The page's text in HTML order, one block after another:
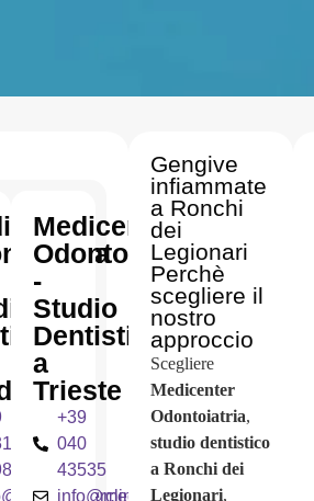
Medicenter
Odontoiatria
-
Studio
Dentistico
a
Trieste
+39
040
43535
info@medicentercliniche.it
Gengive
infiammate
a Ronchi
dei
Legionari
Perchè
scegliere il
nostro
approccio
Scegliere
Medicenter
Odontoiatria,
studio dentistico
a Ronchi dei
Legionari,